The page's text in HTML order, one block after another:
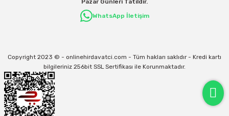
Pazar Günleri Tatildir.
WhatsApp İletişim
Copyright 2023 © - onlinehirdavatci.com - Tüm hakları saklıdır - Kredi kartı
bilgileriniz 256bit SSL Sertifikası ile Korunmaktadır.